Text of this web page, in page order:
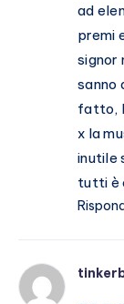
ad
premi
signor
sanno
fatto,
x la
inutile
tutti è